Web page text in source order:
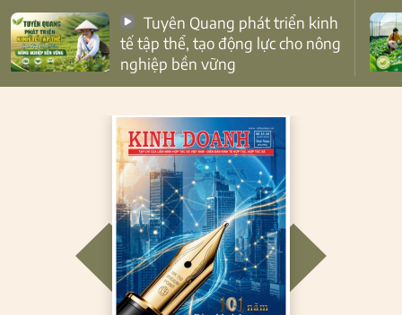
tế tập thể, tạo động lực cho nông
nghiệp bền vững